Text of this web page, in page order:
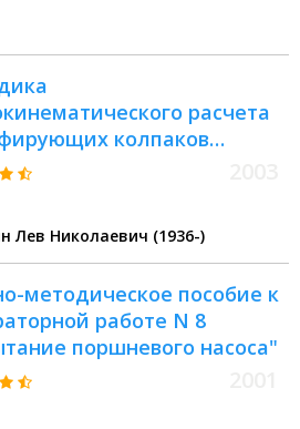
расчета
колпаков
поршневых
Лев Николаевич (1936-)
методическое пособие к
работе N 8
поршневого насоса"